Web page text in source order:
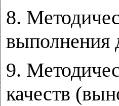
8.
выполнения
9.
качеств